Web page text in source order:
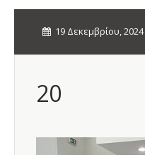
19 Δεκεμβρίου, 2024
20